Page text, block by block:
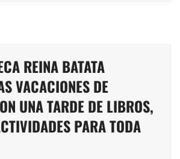
REINA BATATA
VACACIONES DE
UNA TARDE DE LIBROS,
PARA TODA